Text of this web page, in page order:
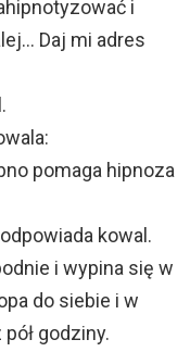
i
Daj mi adres
pomaga hipnoza
kowal.
i wypina się w
do siebie i w
godziny.